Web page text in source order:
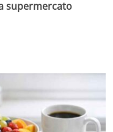
supermercato